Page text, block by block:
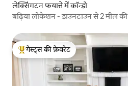
लेक्सिंगटन फयात्ते में कॉन्डो
बढ़िया लोकेशन - डाउनटाउन से 2 मील
गेस्ट्स का टॉप फ़ेवरेट
गेस्ट्स की फ़ेवरेट